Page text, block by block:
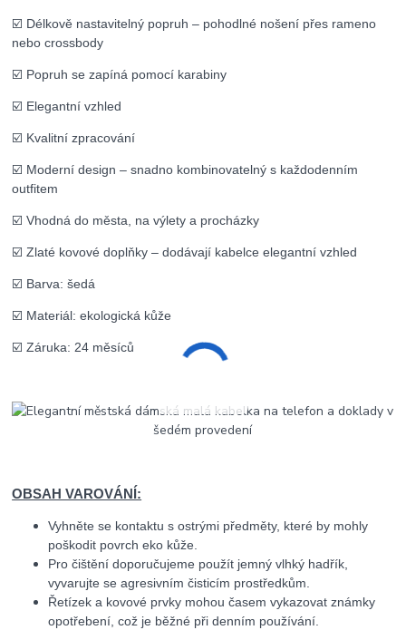
☑️ Délkově nastavitelný popruh – pohodlné nošení přes rameno
nebo crossbody
☑️ Popruh se zapíná pomocí karabiny
☑️ Elegantní vzhled
☑️ Kvalitní zpracování
☑️ Moderní design – snadno kombinovatelný s každodenním
outfitem
☑️ Vhodná do města, na výlety a procházky
☑️ Zlaté kovové doplňky – dodávají kabelce elegantní vzhled
☑️ Barva: šedá
☑️ Materiál: ekologická kůže
☑️ Záruka: 24 měsíců
OBSAH VAROVÁNÍ:
Vyhněte se kontaktu s ostrými předměty, které by mohly
poškodit povrch eko kůže.
Pro čištění doporučujeme použít jemný vlhký hadřík,
vyvarujte se agresivním čisticím prostředkům.
Řetízek a kovové prvky mohou časem vykazovat známky
opotřebení, což je běžné při denním používání.